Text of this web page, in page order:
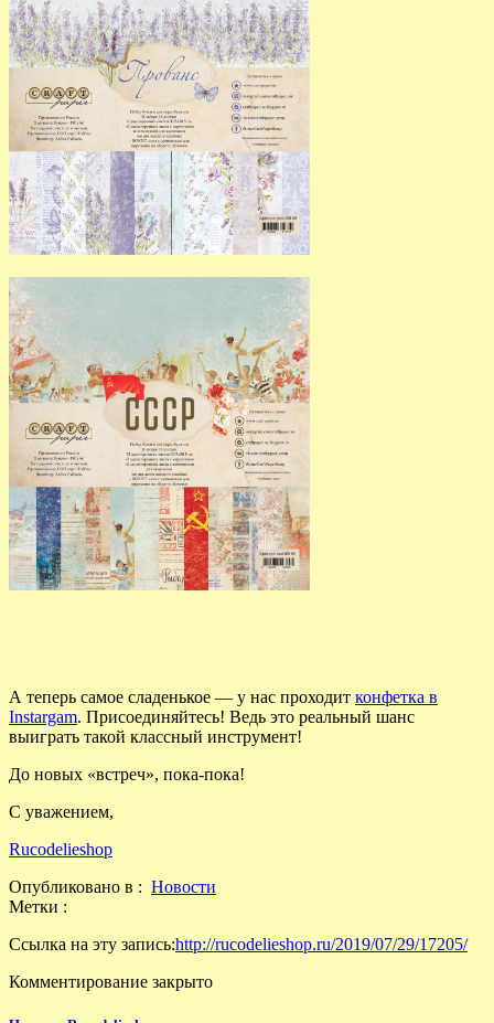
А теперь самое сладенькое — у нас проходит конфетка в
Instargam. Присоединяйтесь! Ведь это реальный шанс
выиграть такой классный инструмент!
До новых «встреч», пока-пока!
С уважением,
Rucodelieshop
Опубликовано в : Новости
Метки :
Ссылка на эту запись:http://rucodelieshop.ru/2019/07/29/17205/
Комментирование закрыто